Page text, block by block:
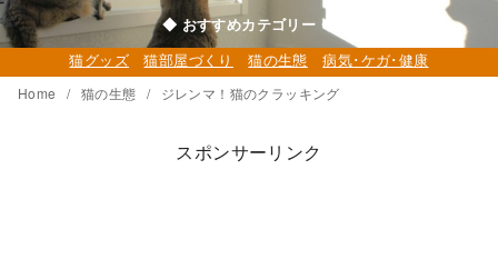
移
動
◆ おすすめカテゴリー ◆
猫グッズ 猫部屋づくり 猫の生態 病気･ケガ･健康
Home 猫の生態 ジレンマ！猫のクラッキング
スポンサーリンク